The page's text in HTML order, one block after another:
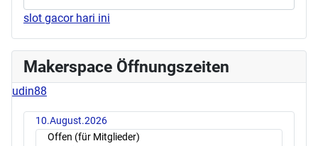
slot gacor hari ini
Makerspace Öffnungszeiten
udin88
10.August.2026
Offen (für Mitglieder)